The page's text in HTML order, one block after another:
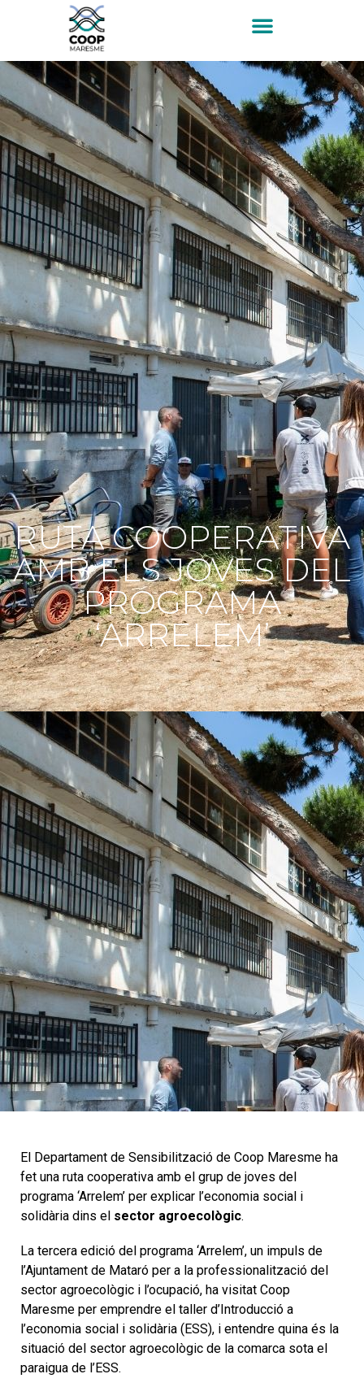
RUTA COOPERATIVA
AMB ELS JOVES DEL
PROGRAMA
‘ARRELEM’
El Departament de Sensibilització de Coop Maresme ha
fet una ruta cooperativa amb el grup de joves del
programa ‘Arrelem’ per explicar l’economia social i
solidària dins el sector agroecològic.
La tercera edició del programa ‘Arrelem’, un impuls de
l’Ajuntament de Mataró per a la professionalització del
sector agroecològic i l’ocupació, ha visitat Coop
Maresme per emprendre el taller d’Introducció a
l’economia social i solidària (ESS), i entendre quina és la
situació del sector agroecològic de la comarca sota el
paraigua de l’ESS.